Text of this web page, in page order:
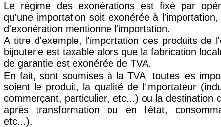
Le régime des exonérations est fixé par
qu'une importation soit exonérée à
d'exonération mentionne l'importation.
A titre d'exemple, l'importation des produits de
bijouterie est taxable alors que la fabrication
de garantie est exonérée de TVA.
En fait, sont soumises à la TVA, toutes les
soient le produit, la qualité de l'importateur
commerçant, particulier, etc...) ou la destination
après transformation ou en l'état,
etc...).